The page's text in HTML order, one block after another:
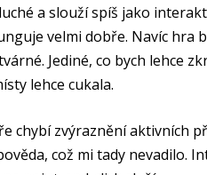
a slouží spíš jako
velmi dobře. Navíc hra
Jediné, co bych lehce
lehce cukala.
chybí zvýraznění aktivních
což mi tady nevadilo.